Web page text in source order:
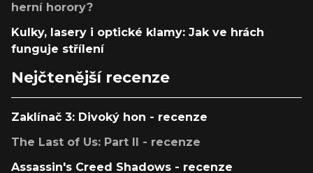
herní horory?
Kulky, lasery i optické klamy: Jak ve hrách
funguje střílení
Nejčtenější recenze
Zaklínač 3: Divoký hon - recenze
The Last of Us: Part II - recenze
Assassin's Creed Shadows - recenze